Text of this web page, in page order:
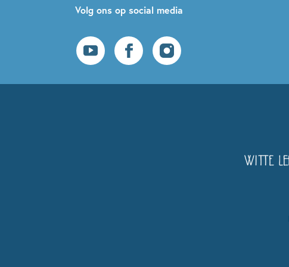
Volg ons op social media